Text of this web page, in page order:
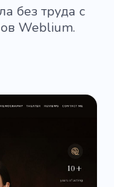
без труда с
Weblium.